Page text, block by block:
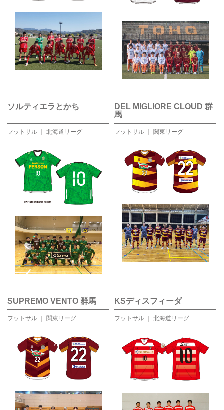
ソルティエラとかち
フットサル ｜ 北海道リーグ
DEL MIGLIORE CLOUD 群
馬
フットサル ｜ 関東リーグ
SUPREMO VENTO 群馬
フットサル ｜ 関東リーグ
KSディスフィーダ
フットサル ｜ 北海道リーグ